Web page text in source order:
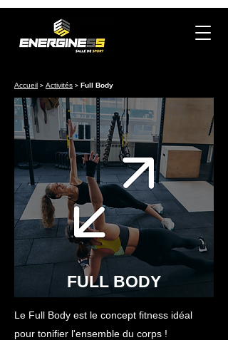
Accueil > Activités > Full Body
FULL BODY
Le Full Body est le concept fitness idéal
pour tonifier l'ensemble du corps !